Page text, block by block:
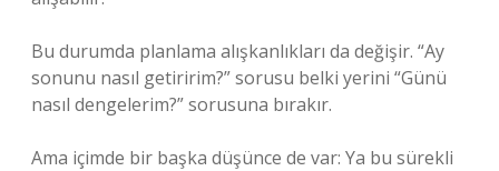
Bu durumda planlama alışkanlıkları da değişir. “Ay
sonunu nasıl getiririm?” sorusu belki yerini “Günü
nasıl dengelerim?” sorusuna bırakır.
Ama içimde bir başka düşünce de var: Ya bu sürekli